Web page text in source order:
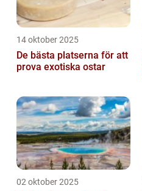
14 oktober 2025
De bästa platserna för att
prova exotiska ostar
02 oktober 2025